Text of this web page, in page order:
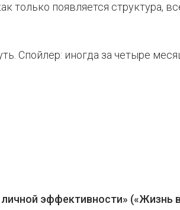
только появляется структура,
Спойлер: иногда за четыре
эффективности» («Жизнь